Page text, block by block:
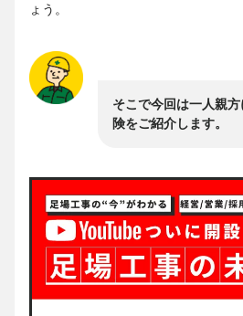
ょう。
そこで今回は一人親
険をご紹介します。